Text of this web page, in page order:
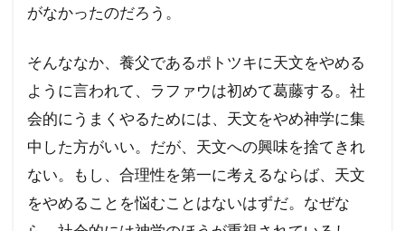
がなかったのだろう。
そんななか、養父であるポトツキに天文をやめる
ように言われて、ラファウは初めて葛藤する。社
会的にうまくやるためには、天文をやめ神学に集
中した方がいい。だが、天文への興味を捨てきれ
ない。もし、合理性を第一に考えるならば、天文
をやめることを悩むことはないはずだ。なぜな